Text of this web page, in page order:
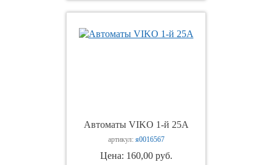
Автоматы VIKO 1-й 25А
артикул: я0016567
Цена: 160,00 руб.